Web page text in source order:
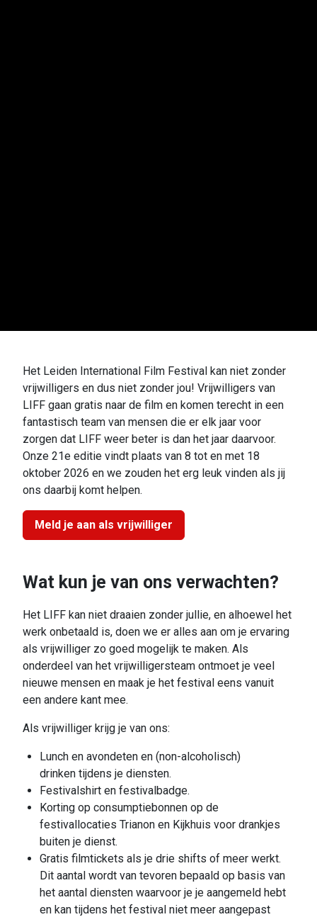
Het Leiden International Film Festival kan niet zonder
vrijwilligers en dus niet zonder jou! Vrijwilligers van
LIFF gaan gratis naar de film en komen terecht in een
fantastisch team van mensen die er elk jaar voor
zorgen dat LIFF weer beter is dan het jaar daarvoor.
Onze 21e editie vindt plaats van 8 tot en met 18
oktober 2026 en we zouden het erg leuk vinden als jij
ons daarbij komt helpen.
Meld je aan als vrijwilliger
Wat kun je van ons verwachten?
Het LIFF kan niet draaien zonder jullie, en alhoewel het
werk onbetaald is, doen we er alles aan om je ervaring
als vrijwilliger zo goed mogelijk te maken. Als
onderdeel van het vrijwilligersteam ontmoet je veel
nieuwe mensen en maak je het festival eens vanuit
een andere kant mee.
Als vrijwilliger krijg je van ons:
Lunch en avondeten en (non-alcoholisch)
drinken tijdens je diensten.
Festivalshirt en festivalbadge.
Korting op consumptiebonnen op de
festivallocaties Trianon en Kijkhuis voor drankjes
buiten je dienst.
Gratis filmtickets als je drie shifts of meer werkt.
Dit aantal wordt van tevoren bepaald op basis van
het aantal diensten waarvoor je je aangemeld hebt
en kan tijdens het festival niet meer aangepast